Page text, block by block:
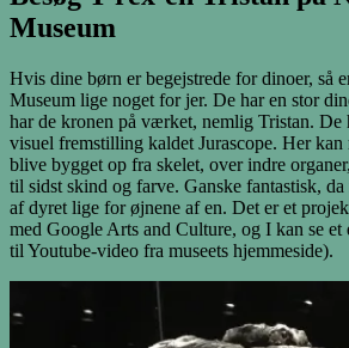
Museum
Hvis dine børn er begejstrede for dinoer, så
Museum lige noget for jer. De har en stor
har de kronen på værket, nemlig Tristan. De
visuel fremstilling kaldet Jurascope. Her kan
blive bygget op fra skelet, over indre
til sidst skind og farve. Ganske fantastisk,
af dyret lige for øjnene af en. Det er et
med Google Arts and Culture, og I kan se et
til Youtube-video fra museets hjemmeside).